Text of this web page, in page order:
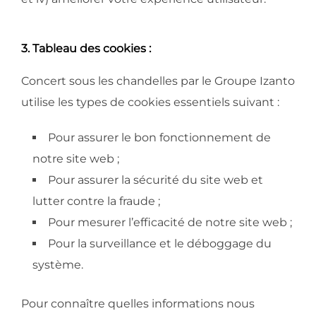
3. Tableau des cookies :
Concert sous les chandelles par le Groupe Izanto
utilise les types de cookies essentiels suivant :
Pour assurer le bon fonctionnement de
notre site web ;
Pour assurer la sécurité du site web et
lutter contre la fraude ;
Pour mesurer l’efficacité de notre site web ;
Pour la surveillance et le déboggage du
système.
Pour connaître quelles informations nous